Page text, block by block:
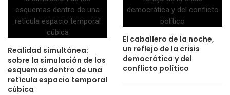
Realidad simultánea:
sobre la simulación de los
esquemas dentro de una
retícula espacio temporal
cúbica
El caballero de la noche,
un reflejo de la crisis
democrática y del
conflicto político